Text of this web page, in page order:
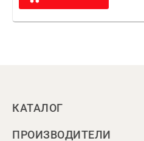
КАТАЛОГ
ПРОИЗВОДИТЕЛИ